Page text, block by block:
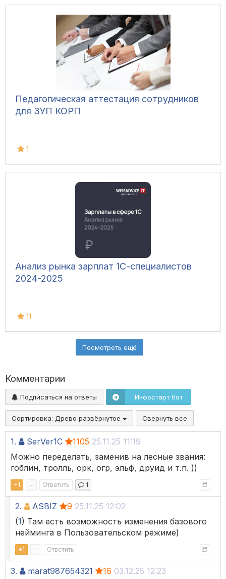
Педагогическая аттестация сотрудников
для ЗУП КОРП
1
Анализ рынка зарплат 1С-специалистов
2024-2025
11
Посмотреть ещё
Комментарии
Подписаться на ответы Инфостарт бот
Сортировка: Древо развёрнутое Свернуть все
1. SerVer1C 1105 25.11.25 11:19
Можно переделать, заменив на лесные звания:
гоблин, тролль, орк, огр, эльф, друид и т.п. ))
+1 – Ответить 1
2. ASBIZ 9 25.11.25 12:02
(1) Там есть возможность изменения базового
нейминга в Пользовательском режиме)
+1 – Ответить
3. marat987654321 16 03.12.25 12:23